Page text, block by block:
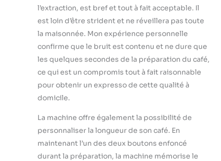
l’extraction, est bref et tout à fait acceptable. Il
est loin d’être strident et ne réveillera pas toute
la maisonnée. Mon expérience personnelle
confirme que le bruit est contenu et ne dure que
les quelques secondes de la préparation du café,
ce qui est un compromis tout à fait raisonnable
pour obtenir un expresso de cette qualité à
domicile.
La machine offre également la possibilité de
personnaliser la longueur de son café. En
maintenant l’un des deux boutons enfoncé
durant la préparation, la machine mémorise le